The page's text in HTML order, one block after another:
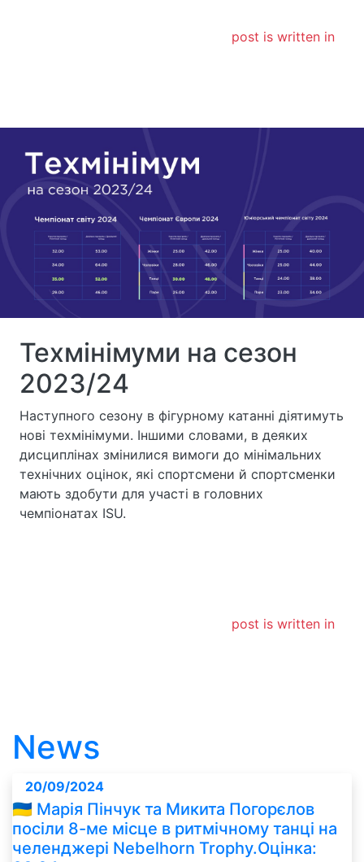
post is written in
Техмінімуми на сезон
2023/24
Наступного сезону в фігурному катанні діятимуть
нові техмінімуми. Іншими словами, в деяких
дисциплінах змінилися вимоги до мінімальних
технічних оцінок, які спортсмени й спортсменки
мають здобути для участі в головних
чемпіонатах ISU.
post is written in
News
20/09/2024
🇺🇦 Марія Пінчук та Микита Погорєлов
посіли 8-ме місце в ритмічному танці на
челенджері Nebelhorn Trophy.Оцінка: